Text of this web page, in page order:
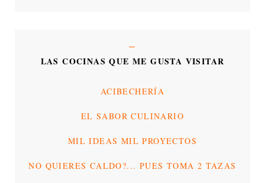
LAS COCINAS QUE ME GUSTA VISITAR
ACIBECHERÍA
EL SABOR CULINARIO
MIL IDEAS MIL PROYECTOS
NO QUIERES CALDO?... PUES TOMA 2 TAZAS